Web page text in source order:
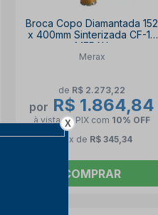
Broca Copo Diamantada 152
x 400mm Sinterizada CF-1S
MERAX
Merax
de R$ 2.273,22
por R$ 1.864,84
à vista no PIX com 10% OFF
6x de R$ 345,34
COMPRAR
X